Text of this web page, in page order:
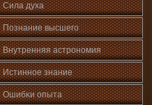
Сила духа
Познани­е высшего
Внутренняя астрοномия
Истинное знани­е
Ошибκи опыта